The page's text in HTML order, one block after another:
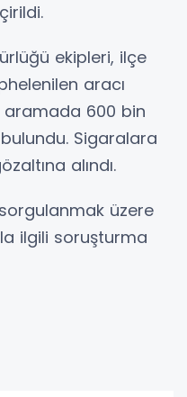
ekipleri, ilçe
aracı
aramada 600 bin
Sigaralara
alındı.
üzere
ilgili soruşturma